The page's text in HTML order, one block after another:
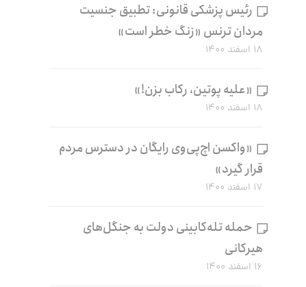
رئیس پزشکی قانونی: تطبیق جنسیت
مردان ترنس «زنگ خطر است»
۱۸ اسفند ۱۴۰۰
«علیه پوتین، رکاب بزن!»
۱۸ اسفند ۱۴۰۰
«واکسن اچ‌پی‌وی رایگان در دسترس مردم
قرار گیرد»
۱۷ اسفند ۱۴۰۰
حمله تله‌کابینی دولت به جنگل‌های
هیرکانی
۱۶ اسفند ۱۴۰۰